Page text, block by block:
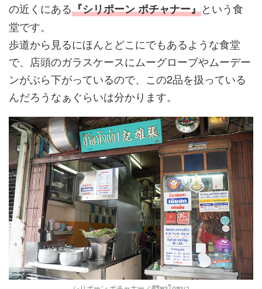
の近くにある『シリポーン ポチャナー』という食
堂です。
歩道から見るにほんとどこにでもあるような食堂
で、店頭のガラスケースにムーグローブやムーデー
ンがぶら下がっているので、この2品を扱っている
んだろうなぁぐらいは分かります。